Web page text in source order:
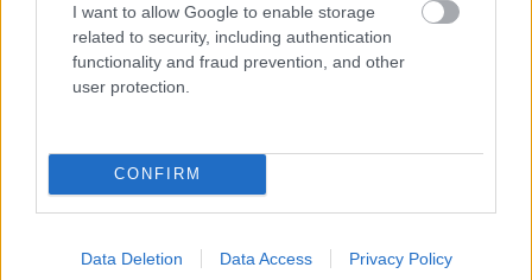
I want to allow Google to enable storage
related to security, including authentication
functionality and fraud prevention, and other
user protection.
CONFIRM
Data Deletion Data Access Privacy Policy
Resultados
Con la Decoloración Diamond se obtiene:
Menos rotura
Cabello más suave y manejable